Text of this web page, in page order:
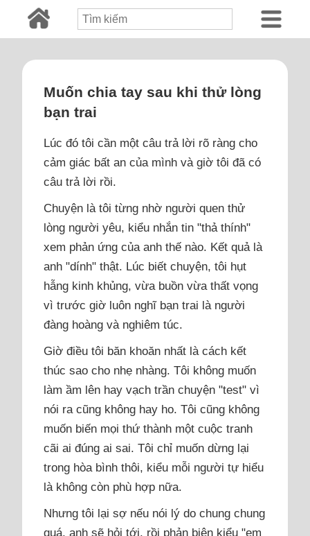
Muốn chia tay sau khi thử lòng
bạn trai
Lúc đó tôi cần một câu trả lời rõ ràng cho
cảm giác bất an của mình và giờ tôi đã có
câu trả lời rồi.
Chuyện là tôi từng nhờ người quen thử
lòng người yêu, kiểu nhắn tin "thả thính"
xem phản ứng của anh thế nào. Kết quả là
anh "dính" thật. Lúc biết chuyện, tôi hụt
hẫng kinh khủng, vừa buồn vừa thất vọng
vì trước giờ luôn nghĩ bạn trai là người
đàng hoàng và nghiêm túc.
Giờ điều tôi băn khoăn nhất là cách kết
thúc sao cho nhẹ nhàng. Tôi không muốn
làm ầm lên hay vạch trần chuyện "test" vì
nói ra cũng không hay ho. Tôi cũng không
muốn biến mọi thứ thành một cuộc tranh
cãi ai đúng ai sai. Tôi chỉ muốn dừng lại
trong hòa bình thôi, kiểu mỗi người tự hiểu
là không còn phù hợp nữa.
Nhưng tôi lại sợ nếu nói lý do chung chung
quá, anh sẽ hỏi tới, rồi phản biện kiểu "em